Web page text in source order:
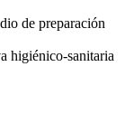
de preparación
higiénico-sanitaria